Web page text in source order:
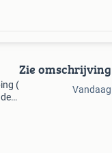
(
Zie omschrijving
Vandaag